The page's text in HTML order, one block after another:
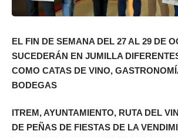
EL FIN DE SEMANA DEL 27 AL 29 DE
SUCEDERÁN EN JUMILLA
COMO CATAS DE VINO,
BODEGAS
ITREM, AYUNTAMIENTO, RUTA DEL
DE PEÑAS DE FIESTAS DE LA